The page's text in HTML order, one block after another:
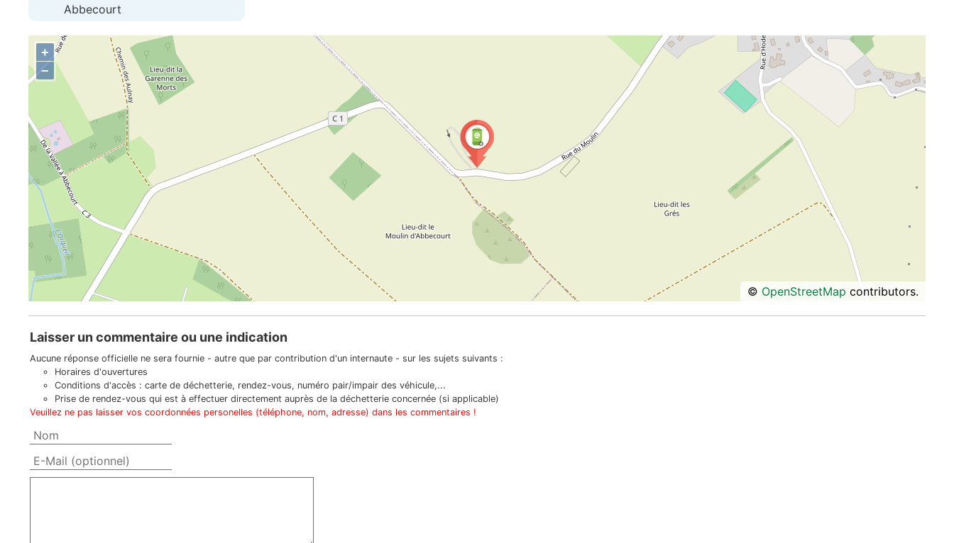
Abbecourt
+
−
© OpenStreetMap contributors.
Laisser un commentaire ou une indication
Aucune réponse officielle ne sera fournie - autre que par contribution d'un internaute - sur les sujets suivants :
Horaires d'ouvertures
Conditions d'accès : carte de déchetterie, rendez-vous, numéro pair/impair des véhicule,...
Prise de rendez-vous qui est à effectuer directement auprès de la déchetterie concernée (si applicable)
Veuillez ne pas laisser vos coordonnées personelles (téléphone, nom, adresse) dans les commentaires !